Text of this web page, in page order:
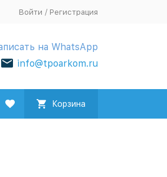
Войти / Регистрация
на WhatsApp
info@tpoarkom.ru
Корзина